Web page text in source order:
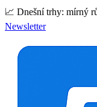
📈 Dnešní trhy: mírný
Newsletter